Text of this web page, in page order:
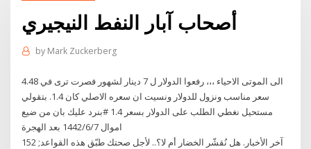
أصحاب آبار النفط النيجيري
by Mark Zuckerberg
الى الموتى الاحياء ،،، رفعوا الدولار ل 7 دينار لشهور فصرت ترى في 4.48
سعر مناسب ونزول للدولار ونسيت ان سعره الاصلي كان 1.4. بتقولي
مستحيل نغطي الطلب على الدولار بسعر 1.4 #بنرد عليك بان من ضيع
اموال 7‏‏/6‏‏/1442 بعد الهجرة
آخر الأخبار. هل نُقشّر الخضار أم لا؟.. لأجل صحتك طبّق هذه القواعد; 152